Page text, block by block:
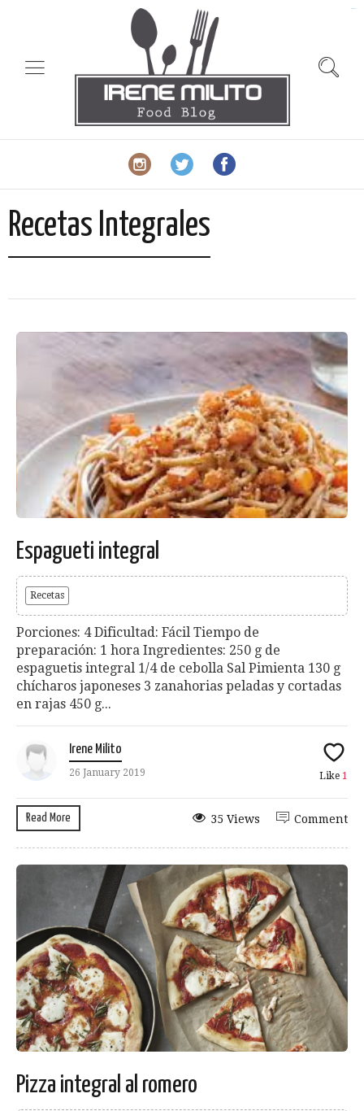
Recetas Integrales
Espagueti integral
Recetas
Porciones: 4 Dificultad: Fácil Tiempo de
preparación: 1 hora Ingredientes: 250 g de
espaguetis integral 1/4 de cebolla Sal Pimienta 130 g
chícharos japoneses 3 zanahorias peladas y cortadas
en rajas 450 g...
Irene Milito
26 January 2019 Like 1
Read More Comment
35 Views
Pizza integral al romero